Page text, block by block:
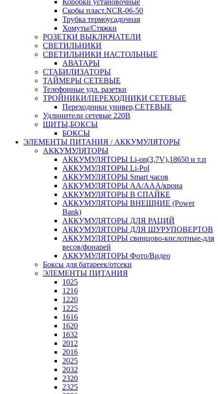
Коробки установочные
Скобы пласт.NCR-06-50
Трубка термоусадочная
Хомуты/Стяжки
РОЗЕТКИ ВЫКЛЮЧАТЕЛИ
СВЕТИЛЬНИКИ
СВЕТИЛЬНИКИ НАСТОЛЬНЫЕ
АВАТАРЫ
СТАБИЛИЗАТОРЫ
ТАЙМЕРЫ СЕТЕВЫЕ
Телефонные удл. разетки
ТРОЙНИКИ/ПЕРЕХОДНИКИ СЕТЕВЫЕ
Переходники универ,СЕТЕВЫЕ
Удлинители сетевые 220В
ЩИТЫ,БОКСЫ
БОКСЫ
ЭЛЕМЕНТЫ ПИТАНИЯ / АККУМУЛЯТОРЫ
АККУМУЛЯТОРЫ
АККУМУЛЯТОРЫ Li-on(3,7V),18650 и т.п
АККУМУЛЯТОРЫ Li-Pol
АККУМУЛЯТОРЫ Smart часов
АККУМУЛЯТОРЫ АА/ААА/крона
АККУМУЛЯТОРЫ В СПАЙКЕ
АККУМУЛЯТОРЫ ВНЕШНИЕ (Power
Bank)
АККУМУЛЯТОРЫ ДЛЯ РАЦИЙ
АККУМУЛЯТОРЫ ДЛЯ ШУРУПОВЕРТОВ
АККУМУЛЯТОРЫ свинцово-кислотные-для
весов/фонарей
АККУМУЛЯТОРЫ Фото/Видео
Боксы для батареек/отсеки
ЭЛЕМЕНТЫ ПИТАНИЯ
1025
1216
1220
1225
1616
1620
1632
2012
2016
2025
2032
2320
2325